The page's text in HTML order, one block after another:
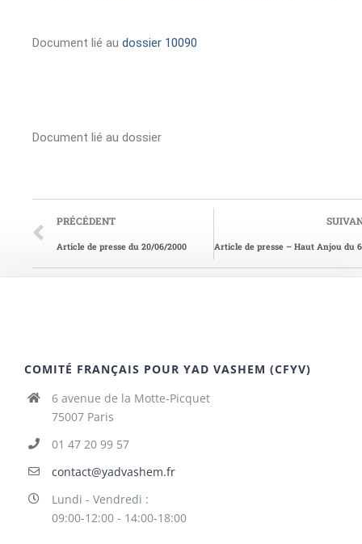
Document lié au dossier 10090
Document lié au dossier
PRÉCÉDENT
Article de presse du 20/06/2000
COMITÉ FRANÇAIS POUR YAD VASHEM (CFYV)
6 avenue de la Motte-Picquet
75007 Paris
01 47 20 99 57
contact@yadvashem.fr
Lundi - Vendredi :
09:00-12:00 - 14:00-18:00